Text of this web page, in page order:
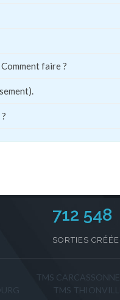
faire ?
712 548
SORTIES
TMS CARCASSONNE
TMS